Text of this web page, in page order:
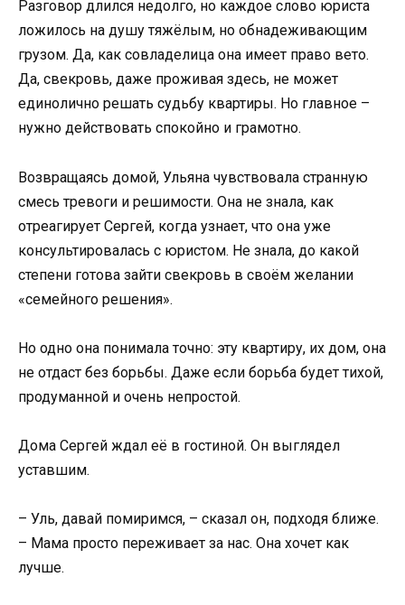
Разговор длился недолго, но каждое слово юриста
ложилось на душу тяжёлым, но обнадеживающим
грузом. Да, как совладелица она имеет право вето.
Да, свекровь, даже проживая здесь, не может
единолично решать судьбу квартиры. Но главное –
нужно действовать спокойно и грамотно.
Возвращаясь домой, Ульяна чувствовала странную
смесь тревоги и решимости. Она не знала, как
отреагирует Сергей, когда узнает, что она уже
консультировалась с юристом. Не знала, до какой
степени готова зайти свекровь в своём желании
«семейного решения».
Но одно она понимала точно: эту квартиру, их дом, она
не отдаст без борьбы. Даже если борьба будет тихой,
продуманной и очень непростой.
Дома Сергей ждал её в гостиной. Он выглядел
уставшим.
– Уль, давай помиримся, – сказал он, подходя ближе.
– Мама просто переживает за нас. Она хочет как
лучше.